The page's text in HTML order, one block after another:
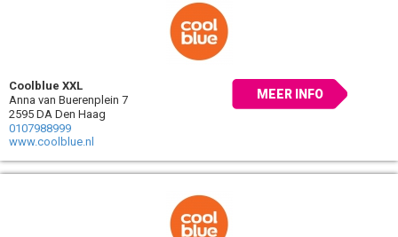
Coolblue XXL
Anna van Buerenplein 7
2595 DA Den Haag
0107988999
www.coolblue.nl
MEER INFO